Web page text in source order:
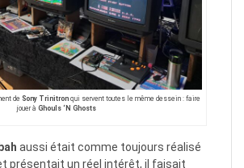
de Sony Trinitron qui servent toutes le même dessein : faire
jouer àGhouls ‘N Ghosts
aussi était comme toujours réalisé
présentait un réel intérêt, il faisait